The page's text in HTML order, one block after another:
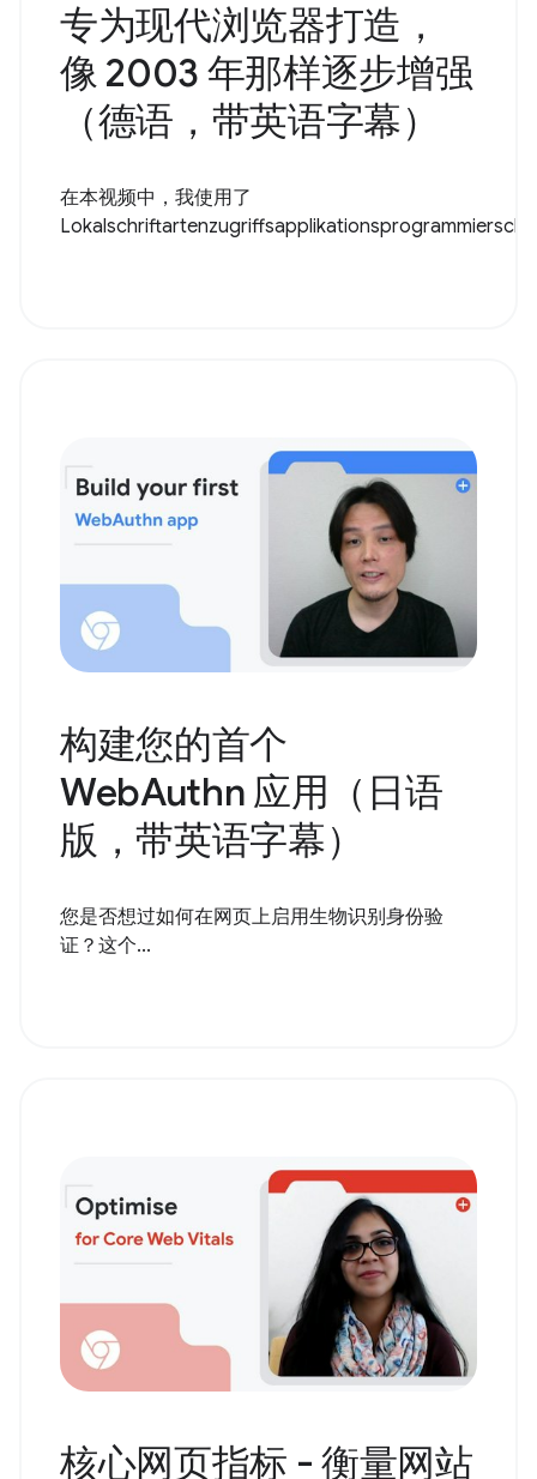
专为现代浏览器打造，
像 2003 年那样逐步增强
（德语，带英语字幕）
在本视频中，我使用了
构建您的首个
WebAuthn 应用（日语
版，带英语字幕）
您是否想过如何在网页上启用生物识别身份验
证？这个...
核心网页指标 - 衡量网站